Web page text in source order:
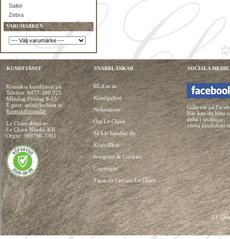
Sailor
Zebra
VARUMÄRKEN
KUNDTJÄNST
Kontakta kundtjänst på:
Telefon:0477-590 925
Måndag-Fredag 8-15
E-post: info@lechien.se
Kontaktformulär
Le Chien drivs av:
Le Chien Nordic KB
Orgnr: 969766-3301
SNABBLÄNKAR
REA m.m.
Kundgalleri
Nyhetsbrev
Om Le Chien
Så här handlar du
Köpvillkor
Integritet & Cookies
Copyright
Tipsa en vän om Le Chien
SOCIALA
Gilla oss på
Här kan du hitta
delta i tävlingar,
vinna produkter
Le
HUNDKLÄDER, HUNDVÄSKOR, HUNDACCESSOARER, HUND KLÄDER,